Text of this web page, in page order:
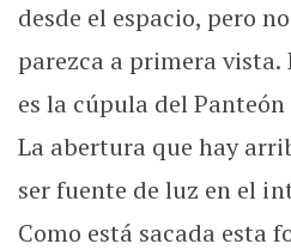
desde el espacio, pero
parezca a primera vista.
es la cúpula del
La abertura que hay
ser fuente de luz en el
Como está sacada esta